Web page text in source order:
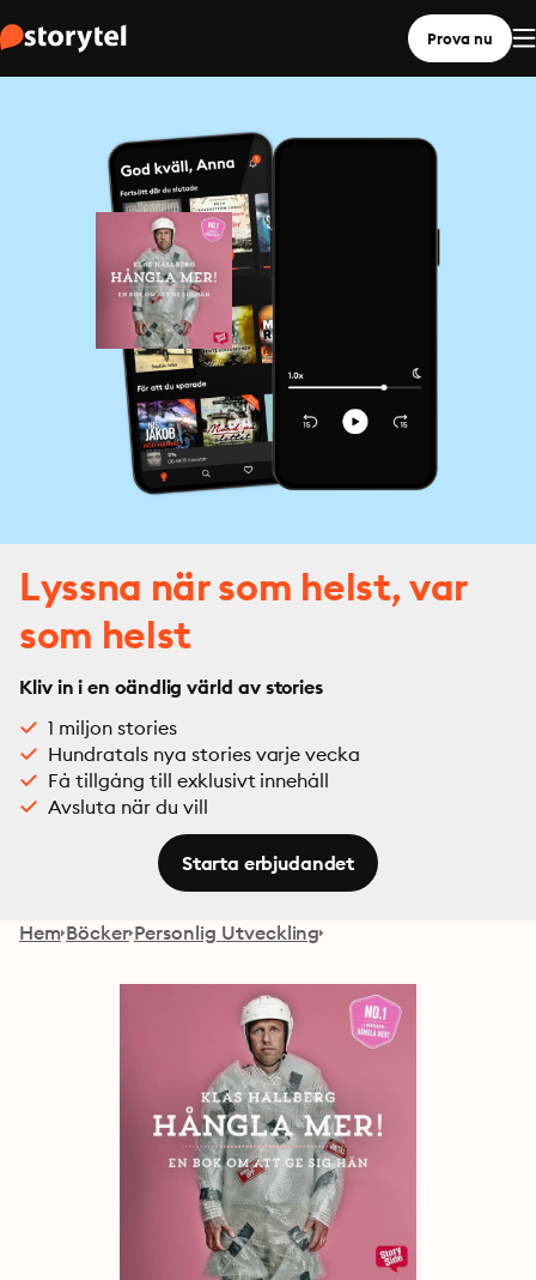
Prova nu
Lyssna när som helst, var
som helst
Kliv in i en oändlig värld av stories
1 miljon stories
Hundratals nya stories varje vecka
Få tillgång till exklusivt innehåll
Avsluta när du vill
Starta erbjudandet
Hem Böcker Personlig Utveckling